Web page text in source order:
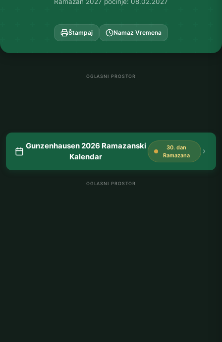
Štampaj Namaz Vremena
OGLASNI PROSTOR
Gunzenhausen 2026 Ramazanski
Kalendar
30. dan
Ramazana
OGLASNI PROSTOR